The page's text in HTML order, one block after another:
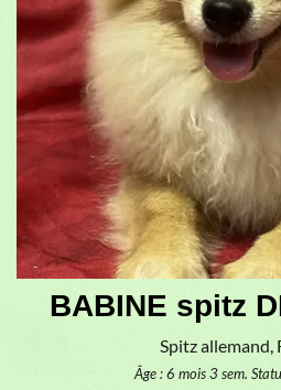
BABINE spitz
Spitz allemand,
Âge : 6 mois 3 sem.